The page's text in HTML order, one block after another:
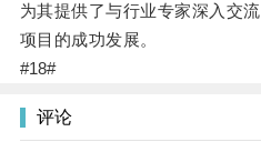
为其提供了与行业专家深入交
项目的成功发展。
#18#
评论